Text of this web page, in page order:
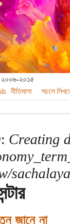
২০০৬-২০১৫
নীতিমালা সচলে
: Creating
জানে না